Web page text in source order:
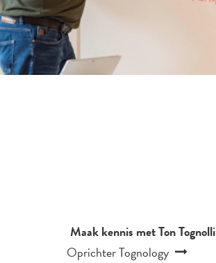
Maak kennis met Ton Tognolli
Oprichter Tognology